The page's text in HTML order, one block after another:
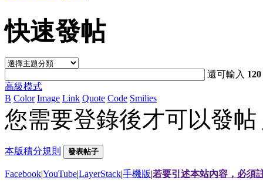
快速發帖
還可輸入 120
高級模式
B Color Image Link Quote Code Smilies
您需要登錄後才可以發帖
本版積分規則 發表帖子
Facebook|YouTube|LayerStack|手機版|若要引述本站內容，必須